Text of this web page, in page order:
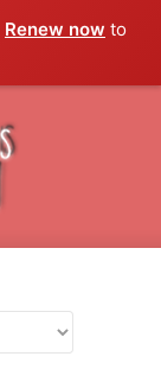
Renew now to